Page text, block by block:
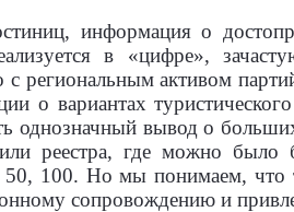
информация о
в «цифре»,
с региональным активом
о вариантах
однозначный вывод о
реестра, где можно было
100. Но мы понимаем, что
сопровождению и